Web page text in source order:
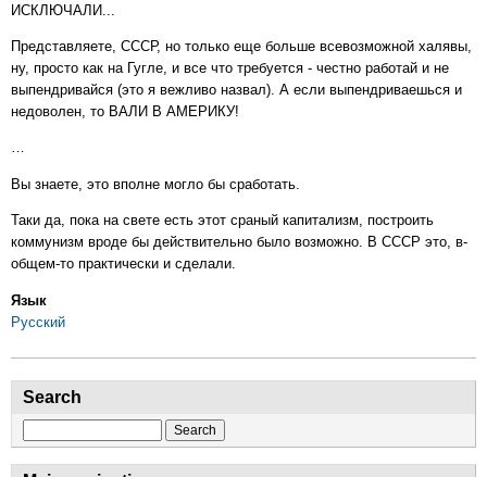
ИСКЛЮЧАЛИ...
Представляете, СССР, но только еще больше всевозможной халявы,
ну, просто как на Гугле, и все что требуется - честно работай и не
выпендривайся (это я вежливо назвал). А если выпендриваешься и
недоволен, то ВАЛИ В АМЕРИКУ!
…
Вы знаете, это вполне могло бы сработать.
Таки да, пока на свете есть этот сраный капитализм, построить
коммунизм вроде бы действительно было возможно. В СССР это, в-
общем-то практически и сделали.
Язык
Русский
Search